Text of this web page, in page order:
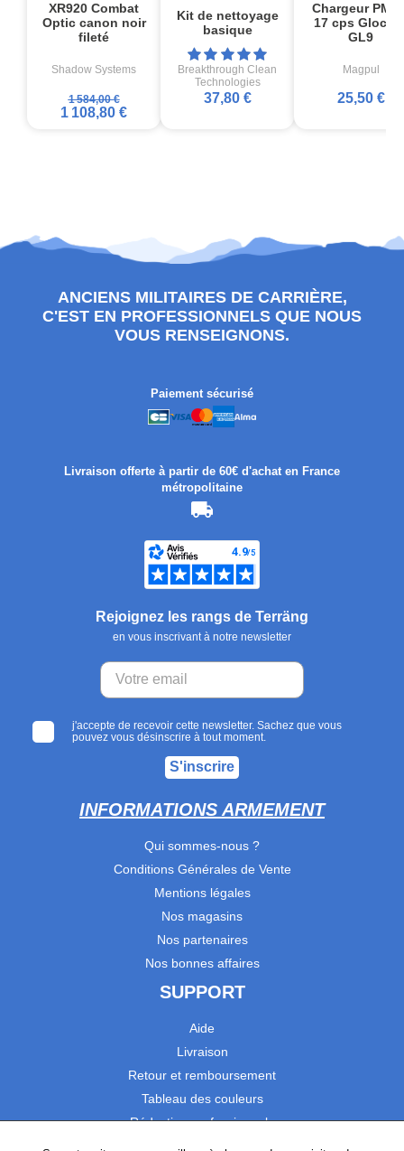
XR920 Combat
Optic canon noir
fileté
Shadow Systems
1 584,00 €
1 108,80 €
Kit de nettoyage
basique
Breakthrough Clean
Technologies
37,80 €
Chargeur
17 cps
GL9
Magpul
25,50 €
ANCIENS MILITAIRES DE CARRIÈRE,
C'EST EN PROFESSIONNELS QUE NOUS
VOUS RENSEIGNONS.
Paiement sécurisé
Livraison offerte à partir de 60€ d'achat en France
métropolitaine
Rejoignez les rangs de Terräng
en vous inscrivant à notre newsletter
j'accepte de recevoir cette newsletter. Sachez que vous
pouvez vous désinscrire à tout moment.
S'inscrire
INFORMATIONS ARMEMENT
Qui sommes-nous ?
Conditions Générales de Vente
Mentions légales
Nos magasins
Nos partenaires
Nos bonnes affaires
SUPPORT
Aide
Livraison
Retour et remboursement
Tableau des couleurs
Réduction professionnels